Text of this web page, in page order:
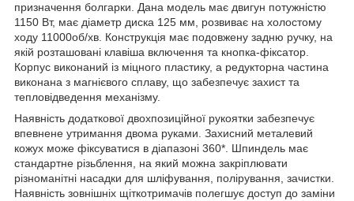
призначення болгарки. Дана модель має двигун потужністю
1150 Вт, має діаметр диска 125 мм, розвиває на холостому
ходу 11000об/хв. Конструкція має подовжену задню ручку, на
якій розташовані клавіша включення та кнопка-фіксатор.
Корпус виконаний із міцного пластику, а редукторна частина
виконана з магнієвого сплаву, що забезпечує захист та
тепловідведення механізму.
Наявність додаткової двохпозиційної рукоятки забезпечує
впевнене утримання двома руками. Захисний металевий
кожух може фіксуватися в діапазоні 360*. Шпиндель має
стандартне різьблення, на який можна закріплювати
різноманітні насадки для шліфування, полірування, зачистки.
Наявність зовнішніх щіткотримачів полегшує доступ до заміни